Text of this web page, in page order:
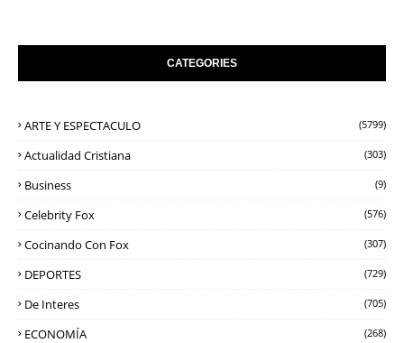
CATEGORIES
ARTE Y ESPECTACULO (5799)
Actualidad Cristiana (303)
Business (9)
Celebrity Fox (576)
Cocinando Con Fox (307)
DEPORTES (729)
De Interes (705)
ECONOMÍA (268)